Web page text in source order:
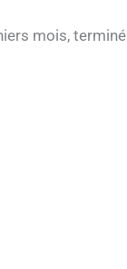
mois, terminé